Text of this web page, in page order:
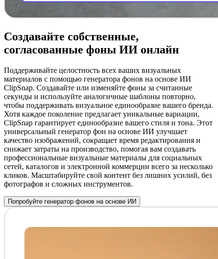
Создавайте собственные,
согласованные фоны ИИ онлайн
Поддерживайте целостность всех ваших визуальных
материалов с помощью генератора фонов на основе ИИ
ClipSnap. Создавайте или изменяйте фоны за считанные
секунды и используйте аналогичные шаблоны повторно,
чтобы поддерживать визуальное единообразие вашего бренда.
Хотя каждое поколение предлагает уникальные вариации,
ClipSnap гарантирует единообразие вашего стиля и тона. Этот
универсальный генератор фон на основе ИИ улучшает
качество изображений, сокращает время редактирования и
снижает затраты на производство, помогая вам создавать
профессиональные визуальные материалы для социальных
сетей, каталогов и электронной коммерции всего за несколько
кликов. Масштабируйте свой контент без лишних усилий, без
фотографов и сложных инструментов.
Попробуйте генератор фонов на основе ИИ